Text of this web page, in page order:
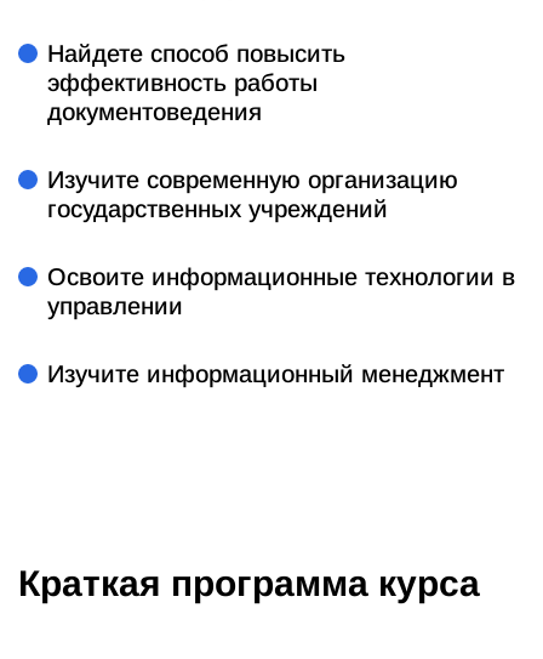
Найдете способ повысить
эффективность работы
документоведения
Изучите современную организацию
государственных учреждений
Освоите информационные технологии в
управлении
Изучите информационный менеджмент
Краткая программа курса